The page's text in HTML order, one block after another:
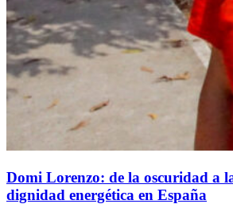
Domi Lorenzo: de la oscuridad a
dignidad energética en España